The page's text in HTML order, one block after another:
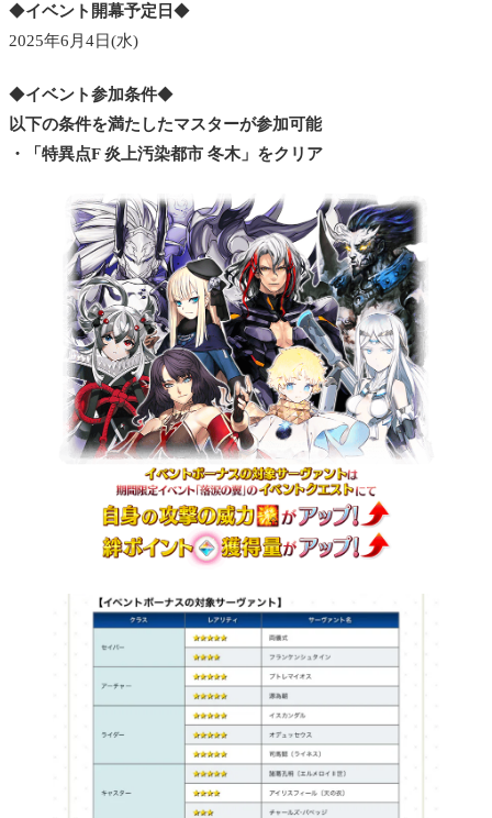
◆イベント開幕予定日◆
2025年6月4日(水)
◆イベント参加条件◆
以下の条件を満たしたマスターが参加可能
・「特異点F 炎上汚染都市 冬木」をクリア